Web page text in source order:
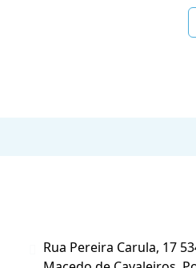
Rua Pereira Carula, 17